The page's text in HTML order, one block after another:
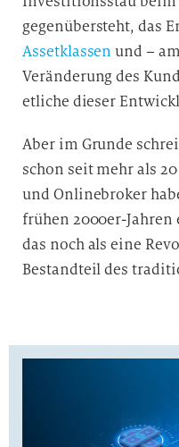
gegenübersteht, das
Assetklassen und –
Veränderung des
etliche dieser
Aber im Grunde
schon seit mehr als
und Onlinebroker
frühen 2000er-
das noch als eine
Bestandteil des